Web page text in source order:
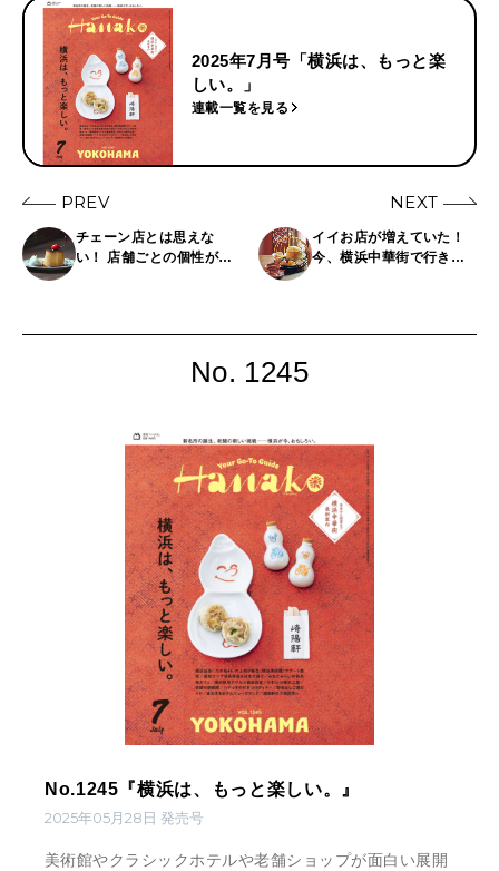
2025年7月号「横浜は、もっと楽
しい。」
連載一覧を見る
PREV
チェーン店とは思えな
い！ 店舗ごとの個性が際
NEXT
イイお店が増えていた！
今、横浜中華街で行きた
No. 1245
No.1245『横浜は、もっと楽しい。』
2025年05月28日 発売号
美術館やクラシックホテルや老舗ショップが面白い展開